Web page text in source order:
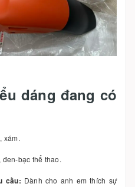
dáng đang có
xám.
bạc thể thao.
cầu: Dành cho anh em thích sự